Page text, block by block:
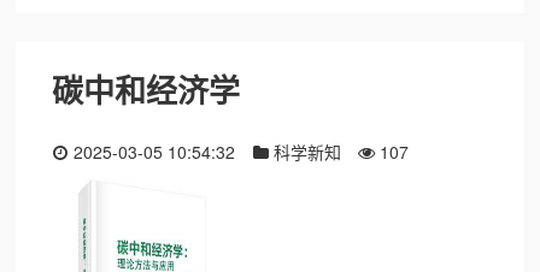
碳中和经济学
2025-03-05 10:54:32 科学新知 107